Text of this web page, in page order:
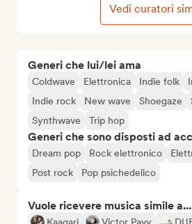
Generi che lui/lei ama
Coldwave Elettronica Indie folk
Indie rock
New wave Shoegaze
Synthwave
Trip hop
Generi che sono disposti ad
Dream pop Rock elettronico
Post rock
Pop psichedelico
Vuole ricevere musica simile a...
Vedi curatori